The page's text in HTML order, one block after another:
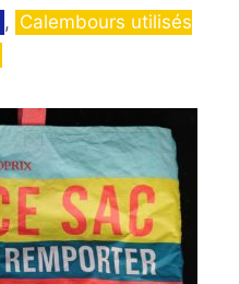
, Calembours utilisés